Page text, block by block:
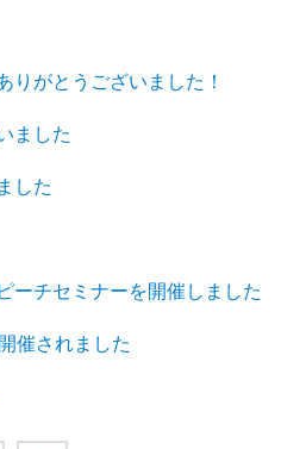
りがとうございました！
ました
した
チセミナーを開催しました
催されました